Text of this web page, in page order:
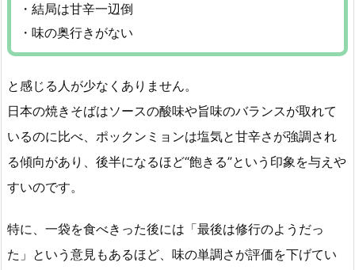
・結局は甘辛一辺倒
・味の奥行きがない
と感じる人が少なくありません。
日本の焼きそばはソースの酸味や旨味のバランスが取れて
いるのに比べ、ポックンミョンは塩気と甘辛さが強調され
る傾向があり、後半になるほど“飽きる”という印象を与えや
すいのです。
特に、一袋を食べきった後には「最後は修行のようだっ
た」という意見もあるほど、味の単調さが評価を下げてい